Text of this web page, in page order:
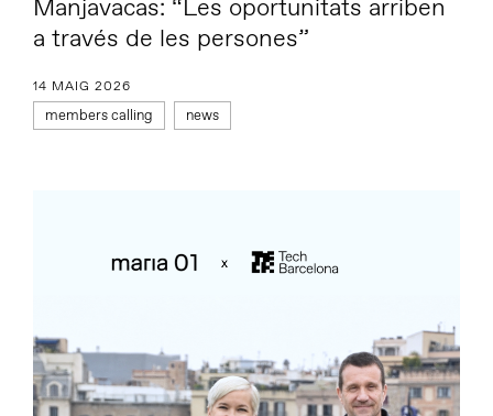
Manjavacas: “Les oportunitats arriben
a través de les persones”
14 MAIG 2026
members calling news